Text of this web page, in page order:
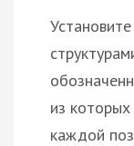
из
каждой